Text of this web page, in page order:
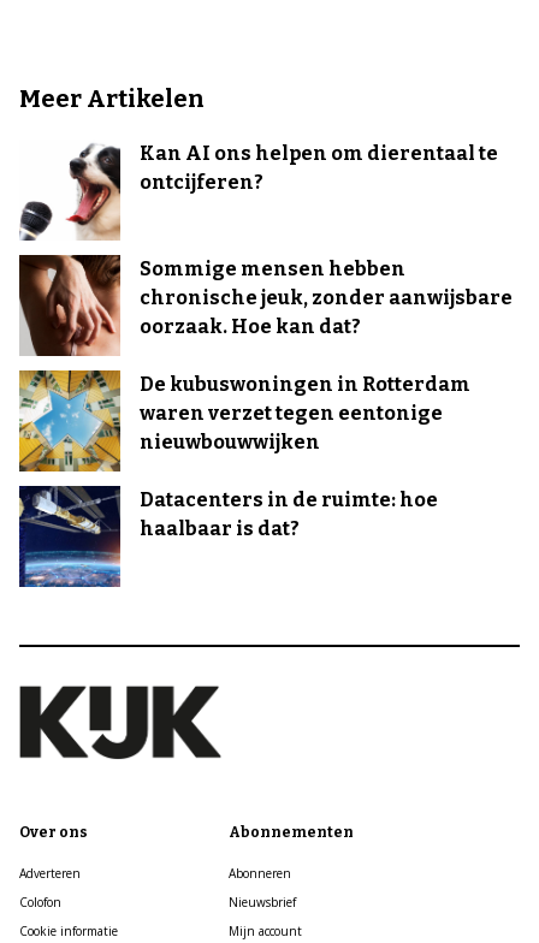
Meer Artikelen
Kan AI ons helpen om dierentaal te
ontcijferen?
Sommige mensen hebben
chronische jeuk, zonder aanwijsbare
oorzaak. Hoe kan dat?
De kubuswoningen in Rotterdam
waren verzet tegen eentonige
nieuwbouwwijken
Datacenters in de ruimte: hoe
haalbaar is dat?
Over ons
Adverteren
Colofon
Cookie informatie
Abonnementen
Abonneren
Nieuwsbrief
Mijn account